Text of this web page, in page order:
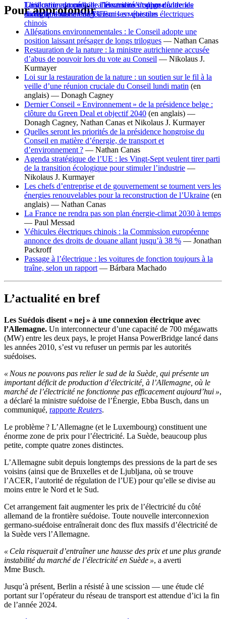
Tarification du carbone : le versement d’un dividende
climatique aux ménages remis en question
Le secteur européen de l’électricité s’oppose à la
surrèglementation de l’UE
L’industrie automobile allemande s’insurge contre les
droits de douane de l’UE sur les véhicules électriques
chinois
Pour approfondir
Allégations environnementales : le Conseil adopte une
position laissant présager de longs trilogues — Nathan Canas
Restauration de la nature : la ministre autrichienne accusée
d’abus de pouvoir lors du vote au Conseil — Nikolaus J.
Kurmayer
Loi sur la restauration de la nature : un soutien sur le fil à la
veille d’une réunion cruciale du Conseil lundi matin (en
anglais) — Donagh Cagney
Dernier Conseil « Environnement » de la présidence belge :
clôture du Green Deal et objectif 2040 (en anglais) —
Donagh Cagney, Nathan Canas et Nikolaus J. Kurmayer
Quelles seront les priorités de la présidence hongroise du
Conseil en matière d’énergie, de transport et
d’environnement ? — Nathan Canas
Agenda stratégique de l’UE : les Vingt-Sept veulent tirer parti
de la transition écologique pour stimuler l’industrie —
Nikolaus J. Kurmayer
Les chefs d’entreprise et de gouvernement se tournent vers les
énergies renouvelables pour la reconstruction de l’Ukraine (en
anglais) — Nathan Canas
La France ne rendra pas son plan énergie-climat 2030 à temps
— Paul Messad
Véhicules électriques chinois : la Commission européenne
annonce des droits de douane allant jusqu’à 38 % — Jonathan
Packroff
Passage à l’électrique : les voitures de fonction toujours à la
traîne, selon un rapport — Bárbara Machado
L’actualité en bref
Les Suédois disent « nej » à une connexion électrique avec
l’Allemagne. Un interconnecteur d’une capacité de 700 mégawatts
(MW) entre les deux pays, le projet Hansa PowerBridge lancé dans
les années 2010, s’est vu refuser un permis par les autorités
suédoises.
« Nous ne pouvons pas relier le sud de la Suède, qui présente un
important déficit de production d’électricité, à l’Allemagne, où le
marché de l’électricité ne fonctionne pas efficacement aujourd’hui »,
a déclaré la ministre suédoise de l’Énergie, Ebba Busch, dans un
communiqué, rapporte Reuters.
Le problème ? L’Allemagne (et le Luxembourg) constituent une
énorme zone de prix pour l’électricité. La Suède, beaucoup plus
petite, compte quatre zones distinctes.
L’Allemagne subit depuis longtemps des pressions de la part de ses
voisins (ainsi que de Bruxelles et de Ljubljana, où se trouve
l’ACER, l’autorité de régulation de l’UE) pour qu’elle se divise au
moins entre le Nord et le Sud.
Cet arrangement fait augmenter les prix de l’électricité du côté
allemand de la frontière suédoise. Toute nouvelle interconnexion
germano-suédoise entraînerait donc des flux massifs d’électricité de
la Suède vers l’Allemagne.
« Cela risquerait d’entraîner une hausse des prix et une plus grande
instabilité du marché de l’électricité en Suède », a averti
Mme Busch.
Jusqu’à présent, Berlin a résisté à une scission — une étude clé
portant sur l’opérateur du réseau de transport est attendue d’ici la fin
de l’année 2024.